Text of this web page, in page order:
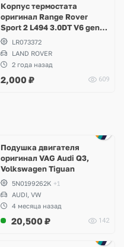
Корпус термостата
оригинал Range Rover
Sport 2 L494 3.0DT V6 gen2
Twin-turbo
LR073372
LAND ROVER
2 года назад
2,000 ₽ 609
Подушка двигателя
оригинал VAG Audi Q3,
Volkswagen Tiguan
5N0199262K +1
AUDI, VW
4 месяца назад
20,500 ₽ 142